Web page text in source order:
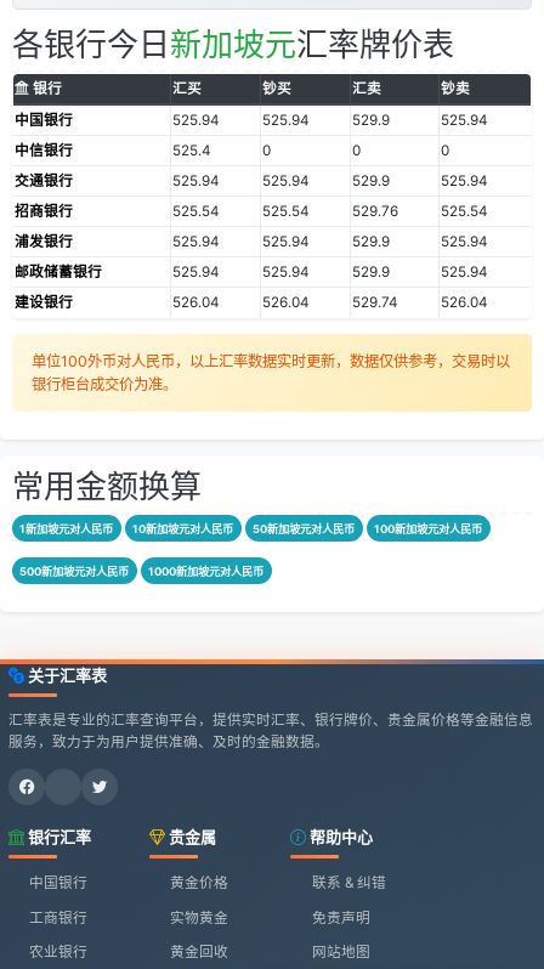
各银行今日 新加坡元汇率牌价表
银行 汇买 钞买 汇卖
钞卖
中国银行
525.94 525.94 529.9
525.94
中信银行
525.4 0 0
0
交通银行
525.94 525.94 529.9
525.94
招商银行
525.54 525.54 529.76
525.54
浦发银行
525.94 525.94 529.9
525.94
邮政储蓄银行
525.94 525.94 529.9
525.94
建设银行
526.04 526.04 529.74 526.04
单位100外币对人民币，以上汇率数据实时更新，数据仅供参考，交易时以
银行柜台成交价为准。
常用金额换算
1新加坡元对人民币 10新加坡元对人民币 50新加坡元对人民币 100新加坡元对人民币
500新加坡元对人民币 1000新加坡元对人民币
关于汇率表
汇率表是专业的汇率查询平台，提供实时汇率、银行牌价、贵金属价格等金融信息
服务，致力于为用户提供准确、及时的金融数据。
银行汇率
中国银行
工商银行
农业银行
贵金属
黄金价格
实物黄金
黄金回收
帮助中心
联系 & 纠错
免责声明
网站地图